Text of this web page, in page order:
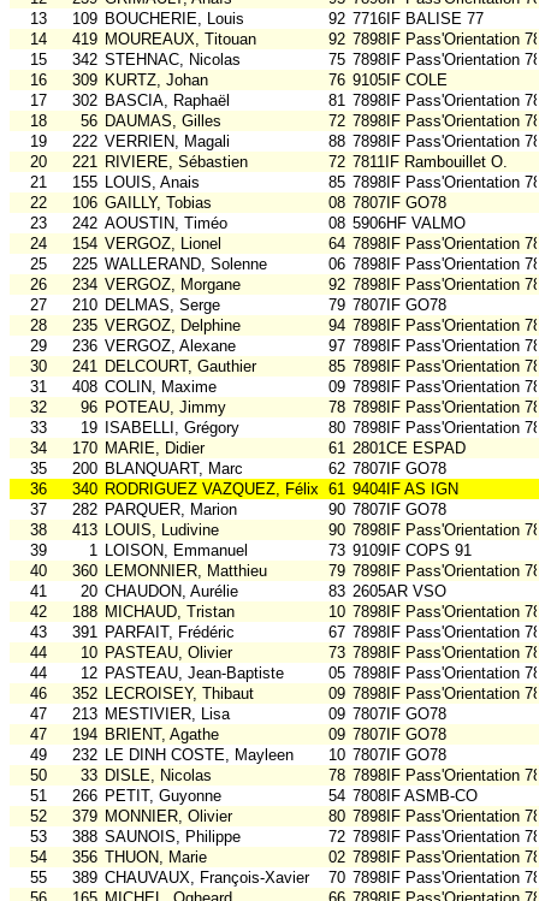
13
109 BOUCHERIE, Louis 92 7716IF BALISE 77
14
419 MOUREAUX, Titouan 92 7898IF Pass'Orientation
15
342 STEHNAC, Nicolas 75 7898IF Pass'Orientation
16
309 KURTZ, Johan 76 9105IF COLE
17
302 BASCIA, Raphaël 81 7898IF Pass'Orientation
18
56 DAUMAS, Gilles 72 7898IF Pass'Orientation
19
222 VERRIEN, Magali 88 7898IF Pass'Orientation
20
221 RIVIERE, Sébastien 72 7811IF Rambouillet O.
21
155 LOUIS, Anais 85 7898IF Pass'Orientation
22
106 GAILLY, Tobias 08 7807IF GO78
23
242 AOUSTIN, Timéo 08 5906HF VALMO
24
154 VERGOZ, Lionel 64 7898IF Pass'Orientation
25
225 WALLERAND, Solenne 06 7898IF Pass'Orientation
26
234 VERGOZ, Morgane 92 7898IF Pass'Orientation
27
210 DELMAS, Serge 79 7807IF GO78
28
235 VERGOZ, Delphine 94 7898IF Pass'Orientation
29
236 VERGOZ, Alexane 97 7898IF Pass'Orientation
30
241 DELCOURT, Gauthier 85 7898IF Pass'Orientation
31
408 COLIN, Maxime 09 7898IF Pass'Orientation
32
96 POTEAU, Jimmy 78 7898IF Pass'Orientation
33
19 ISABELLI, Grégory 80 7898IF Pass'Orientation
34
170 MARIE, Didier 61 2801CE ESPAD
35
200 BLANQUART, Marc 62 7807IF GO78
36
340 RODRIGUEZ VAZQUEZ, Félix 61 9404IF AS IGN
37
282 PARQUER, Marion 90 7807IF GO78
38
413 LOUIS, Ludivine 90 7898IF Pass'Orientation
39
1 LOISON, Emmanuel 73 9109IF COPS 91
40
360 LEMONNIER, Matthieu 79 7898IF Pass'Orientation
41
20 CHAUDON, Aurélie 83 2605AR VSO
42
188 MICHAUD, Tristan 10 7898IF Pass'Orientation
43
391 PARFAIT, Frédéric 67 7898IF Pass'Orientation
44
10 PASTEAU, Olivier 73 7898IF Pass'Orientation
44
12 PASTEAU, Jean-Baptiste 05 7898IF Pass'Orientation
46
352 LECROISEY, Thibaut 09 7898IF Pass'Orientation
47
213 MESTIVIER, Lisa 09 7807IF GO78
47
194 BRIENT, Agathe 09 7807IF GO78
49
232 LE DINH COSTE, Mayleen 10 7807IF GO78
50
33 DISLE, Nicolas 78 7898IF Pass'Orientation
51
266 PETIT, Guyonne 54 7808IF ASMB-CO
52
379 MONNIER, Olivier 80 7898IF Pass'Orientation
53
388 SAUNOIS, Philippe 72 7898IF Pass'Orientation
54
356 THUON, Marie 02 7898IF Pass'Orientation
55
389 CHAUVAUX, François-Xavier 70 7898IF Pass'Orientation